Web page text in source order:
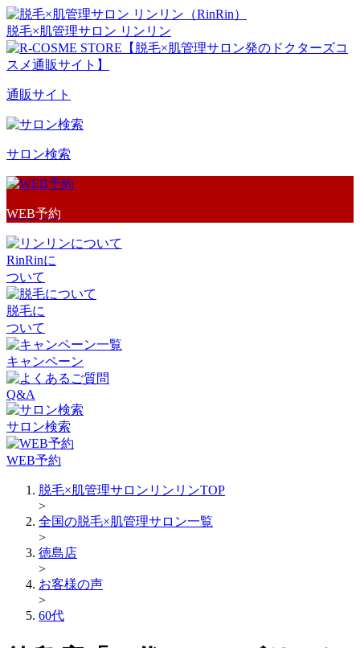
脱毛×肌管理サロン リンリン
通販サイト
サロン検索
WEB予約
RinRinに
ついて
脱毛に
ついて
キャンペーン
Q&A
サロン検索
WEB予約
脱毛×肌管理サロンリンリンTOP
>
全国の脱毛×肌管理サロン一覧
>
徳島店
>
お客様の声
>
60代